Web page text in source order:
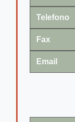
Telefono
Fax
Email